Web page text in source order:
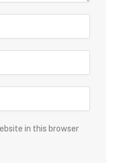
in this browser